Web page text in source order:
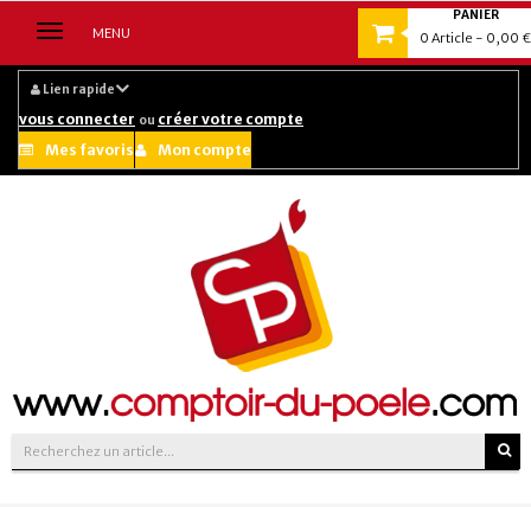
Lien rapide
vous connecter ou créer votre compte
Mes favoris
Mon compte
PANIER
0 Article - 0,00 €
Suivez-nous sur :
Navigation
MENU